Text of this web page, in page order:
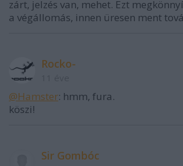
zárt, jelzés van, mehet. Ezt
a végállomás, innen üresen ment
Rocko-
@Hamster: hmm, fura.
köszi!
Sir Gombóc